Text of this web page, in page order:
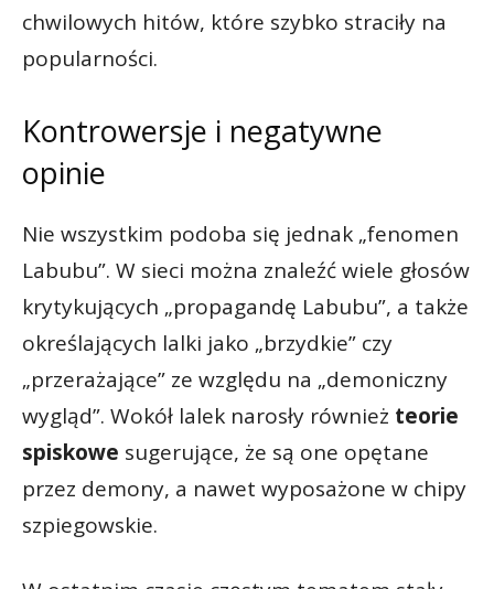
chwilowych hitów, które szybko straciły na
popularności.
Kontrowersje i negatywne
opinie
Nie wszystkim podoba się jednak „fenomen
Labubu”. W sieci można znaleźć wiele głosów
krytykujących „propagandę Labubu”, a także
określających lalki jako „brzydkie” czy
„przerażające” ze względu na „demoniczny
wygląd”. Wokół lalek narosły również teorie
spiskowe sugerujące, że są one opętane
przez demony, a nawet wyposażone w chipy
szpiegowskie.